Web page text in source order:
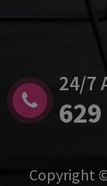
24/7
Copyright